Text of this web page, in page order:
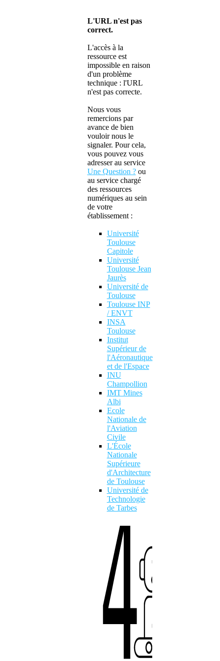
L'URL n'est pas
correct.
L'accès à la
ressource est
impossible en raison
d'un problème
technique : l'URL
n'est pas correcte.
Nous vous
remercions par
avance de bien
vouloir nous le
signaler. Pour cela,
vous pouvez vous
adresser au service
Une Question ?ou
au service chargé
des ressources
numériques au sein
de votre
établissement :
Université
Toulouse
Capitole
Université
Toulouse Jean
Jaurès
Université de
Toulouse
Toulouse INP
/ ENVT
INSA
Toulouse
Institut
Supérieur de
l'Aéronautique
et de l'Espace
INU
Champollion
IMT Mines
Albi
Ecole
Nationale de
l'Aviation
Civile
L'École
Nationale
Supérieure
d'Architecture
de Toulouse
Université de
Technologie
de Tarbes
4